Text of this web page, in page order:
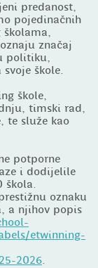
predanost,
pojedinačnih
školama,
značaj
politiku,
škole.
škole,
timski rad,
te služe kao
potporne
i dodijelile
škola.
oznaku
a njihov popis
etwinning-
2026.